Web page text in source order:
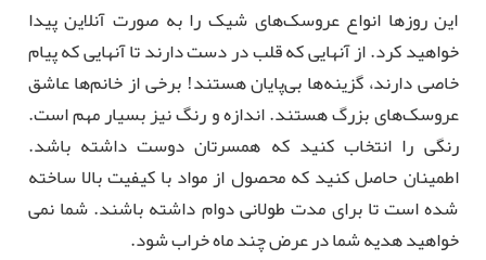
این روزها انواع عروسک‌های شیک را به صورت آنلاین پیدا
خواهید کرد. از آنهایی که قلب در دست دارند تا آنهایی که پیام
خاصی دارند، گزینه‌ها بی‌پایان هستند! برخی از خانم‌ها عاشق
عروسک‌های بزرگ هستند. اندازه و رنگ نیز بسیار مهم است.
رنگی را انتخاب کنید که همسرتان دوست داشته باشد.
اطمینان حاصل کنید که محصول از مواد با کیفیت بالا ساخته
شده است تا برای مدت طولانی دوام داشته باشند. شما نمی
خواهید هدیه شما در عرض چند ماه خراب شود.